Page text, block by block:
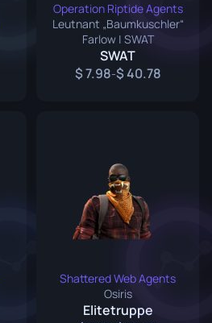
Operation Riptide Agents
Leutnant „Baumkuschler“
Farlow | SWAT
SWAT
7.98- 40.78
Shattered Web Agents
Osiris
Elitetruppe